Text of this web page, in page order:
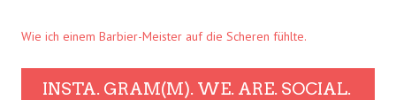
Wie ich einem Barbier-Meister auf die Scheren fühlte.
INSTA. GRAM(M). WE. ARE. SOCIAL.